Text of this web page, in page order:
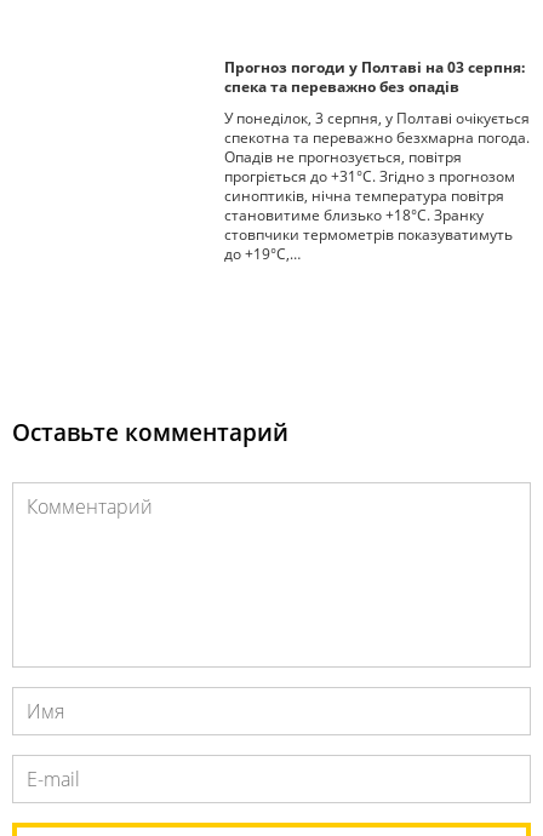
Прогноз погоди у Полтаві на 03 серпня:
спека та переважно без опадів
У понеділок, 3 серпня, у Полтаві очікується
спекотна та переважно безхмарна погода.
Опадів не прогнозується, повітря
прогріється до +31°С. Згідно з прогнозом
синоптиків, нічна температура повітря
становитиме близько +18°С. Зранку
стовпчики термометрів показуватимуть
до +19°С,…
Оставьте комментарий